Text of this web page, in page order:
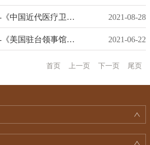
院图藏书介绍之八----《中国近代医疗卫生资料续编》 2021-08-28
院图藏书介绍之七----《美国驻台领事馆档案辑成 1887-1941》 2021-06-22
首页 上一页 下一页 尾页